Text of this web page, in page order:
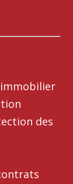
des